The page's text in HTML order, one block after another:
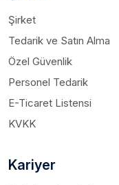
Şirket
Tedarik ve Satın Alma
Özel Güvenlik
Personel Tedarik
E-Ticaret Listensi
KVKK
Kariyer